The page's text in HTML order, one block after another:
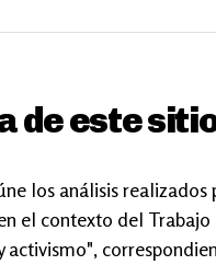
de este
los análisis realizados
el contexto del Trabajo
activismo",